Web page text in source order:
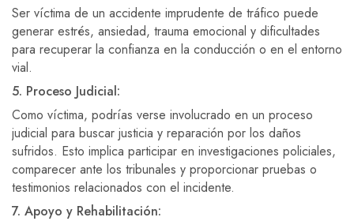
Ser víctima de un accidente imprudente de tráfico puede
generar estrés, ansiedad, trauma emocional y dificultades
para recuperar la confianza en la conducción o en el entorno
vial.
5. Proceso Judicial:
Como víctima, podrías verse involucrado en un proceso
judicial para buscar justicia y reparación por los daños
sufridos. Esto implica participar en investigaciones policiales,
comparecer ante los tribunales y proporcionar pruebas o
testimonios relacionados con el incidente.
7. Apoyo y Rehabilitación: